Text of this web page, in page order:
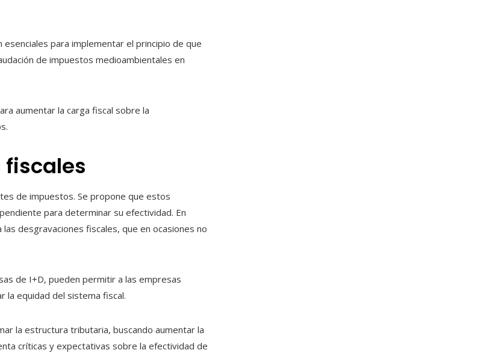
para implementar el principio de que
de impuestos medioambientales en
aumentar la carga fiscal sobre la
fiscales
de impuestos. Se propone que estos
para determinar su efectividad. En
desgravaciones fiscales, que en ocasiones no
de I+D, pueden permitir a las empresas
la equidad del sistema fiscal.
la estructura tributaria, buscando aumentar la
críticas y expectativas sobre la efectividad de